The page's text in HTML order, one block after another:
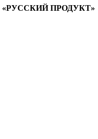
«РУССКИЙ ПРОДУКТ»